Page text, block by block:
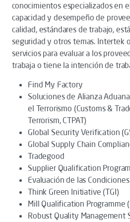
conocimientos especializados en
capacidad y desempeño de
calidad, estándares de trabajo,
seguridad y otros temas. Intertek
servicios para evaluar a los
trabaja o tiene la intención de
Find My Factory
Soluciones de Alianza
el Terrorismo (Customs &
Terrorism, CTPAT)
Global Security Verification
Global Supply Chain
Tradegood
Supplier Qualification
Evaluación de las
Think Green Initiative (TGI)
Mill Qualification Programme
Robust Quality Management